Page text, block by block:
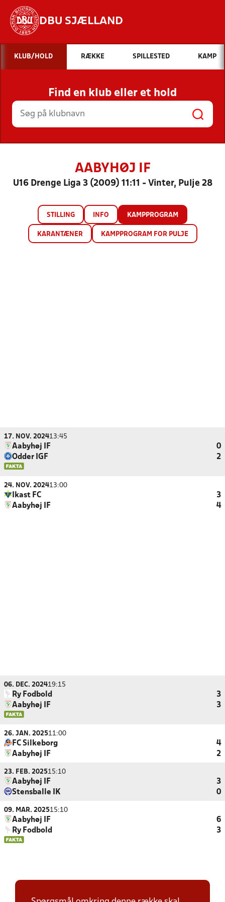
DBU SJÆLLAND
Hvad vil du søge efter?
INDHOLD OG NYHEDER
STILLINGER, RESULTATER, KLUBBER OG
HOLD
KLUB/HOLD RÆKKE SPILLESTED KAMP
Find en klub eller et hold
AABYHØJ IF
U16 Drenge Liga 3 (2009) 11:11 - Vinter, Pulje 28
STILLING INFO KAMPPROGRAM
KARANTÆNER KAMPPROGRAM FOR PULJE
17. NOV. 202413:45
Aabyhøj IF
0
Odder IGF
2
24. NOV. 202413:00
Ikast FC
3
Aabyhøj IF
4
06. DEC. 202419:15
Ry Fodbold
3
Aabyhøj IF
3
26. JAN. 202511:00
FC Silkeborg
4
Aabyhøj IF
2
23. FEB. 202515:10
Aabyhøj IF
3
Stensballe IK
0
09. MAR. 202515:10
Aabyhøj IF
6
Ry Fodbold
3